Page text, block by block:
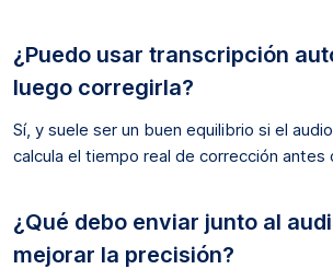
¿Puedo usar transcripción
luego corregirla?
Sí, y suele ser un buen equilibrio si el
calcula el tiempo real de corrección antes
¿Qué debo enviar junto al
mejorar la precisión?